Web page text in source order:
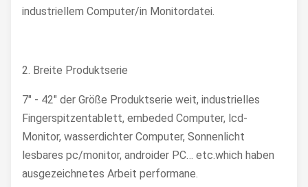
industriellem Computer/in Monitordatei.
2. Breite Produktserie
7" - 42" der Größe Produktserie weit, industrielles
Fingerspitzentablett, embeded Computer, lcd-
Monitor, wasserdichter Computer, Sonnenlicht
lesbares pc/monitor, androider PC… etc.which haben
ausgezeichnetes Arbeit performane.